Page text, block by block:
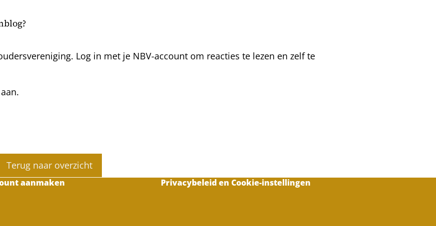
muizen
Log in met je NBV-account om reacties te lezen en zelf te
Terug naar overzicht
aanmaken Privacybeleid en Cookie-instellingen